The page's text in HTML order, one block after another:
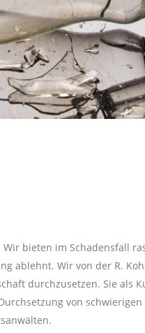
bieten im Schadensfall
ablehnt. Wir von der R.
durchzusetzen. Sie als
von